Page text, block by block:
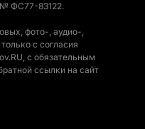
№ ФС77-83122.
фото-, аудио-,
с согласия
с обязательным
ссылки на сайт